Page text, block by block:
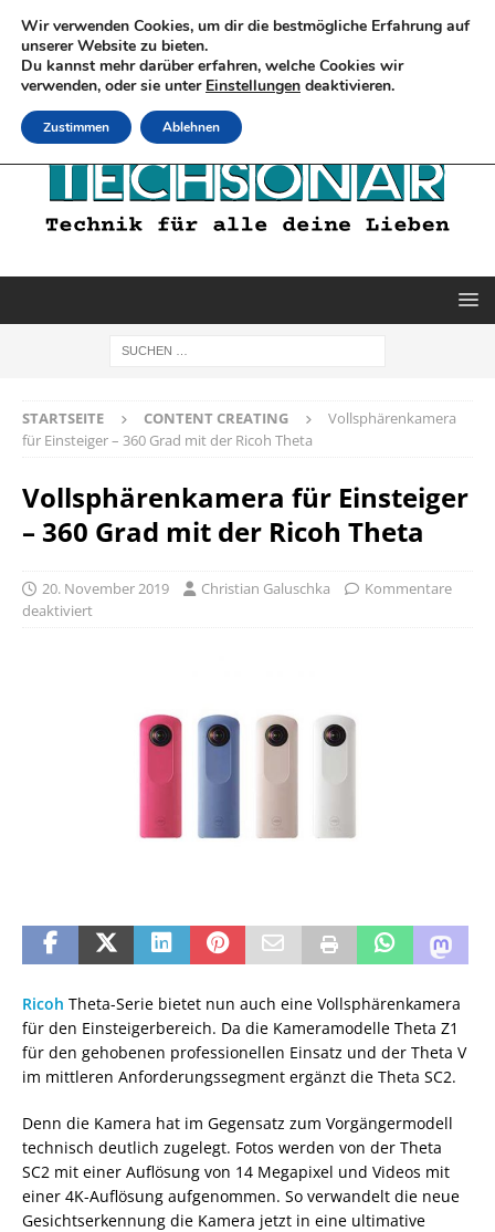
STARTSEITE CONTENT CREATING
Vollsphärenkamera
für Einsteiger – 360 Grad mit der Ricoh Theta
Vollsphärenkamera für Einsteiger
– 360 Grad mit der Ricoh Theta
20. November 2019 Christian Galuschka
Kommentare
deaktiviert
Ricoh Theta-Serie bietet nun auch eine Vollsphärenkamera
für den Einsteigerbereich. Da die Kameramodelle Theta Z1
für den gehobenen professionellen Einsatz und der Theta V
im mittleren Anforderungssegment ergänzt die Theta SC2.
Denn die Kamera hat im Gegensatz zum Vorgängermodell
technisch deutlich zugelegt. Fotos werden von der Theta
SC2 mit einer Auflösung von 14 Megapixel und Videos mit
einer 4K-Auflösung aufgenommen. So verwandelt die neue
Gesichtserkennung die Kamera jetzt in eine ultimative
Wir verwenden Cookies, um dir die bestmögliche Erfahrung auf
unserer Website zu bieten.
Du kannst mehr darüber erfahren, welche Cookies wir
verwenden, oder sie unter Einstellungen deaktivieren.
Zustimmen Ablehnen